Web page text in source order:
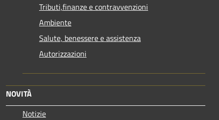
Tributi,finanze e contravvenzioni
Ambiente
Salute, benessere e assistenza
Autorizzazioni
NOVITÀ
Notizie